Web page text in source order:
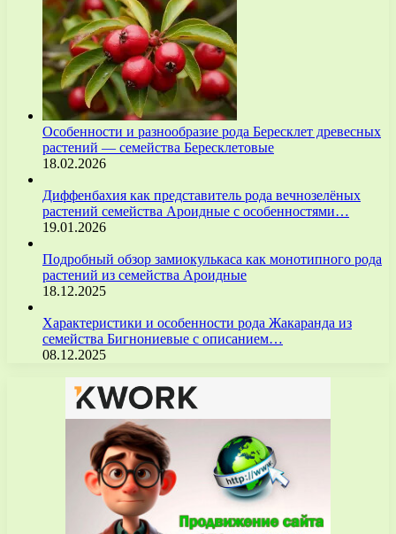
Особенности и разнообразие рода Бересклет древесных
растений — семейства Бересклетовые
18.02.2026
Диффенбахия как представитель рода вечнозелёных
растений семейства Ароидные с особенностями…
19.01.2026
Подробный обзор замиокулькаса как монотипного рода
растений из семейства Ароидные
18.12.2025
Характеристики и особенности рода Жакаранда из
семейства Бигнониевые с описанием…
08.12.2025